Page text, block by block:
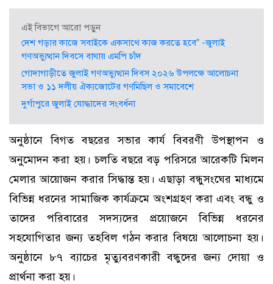
এই বিভাগে আরো পড়ুন
দেশ গড়ার কাজে সবাইকে একসাথে কাজ করতে হবে” -জুলাই
গণঅভ্যুত্থান দিবসে বাঘায় এমপি চাঁদ
গোদাগাড়ীতে জুলাই গণঅভ্যুত্থান দিবস ২০২৬ উপলক্ষে আলোচনা
সভা ও ১১ দলীয় ঐক্যজোটের গণমিছিল ও সমাবেশে
দুর্গাপুরে জুলাই যোদ্ধাদের সংবর্ধনা
অনুষ্ঠানে বিগত বছরের সভার কার্য বিবরণী উপস্থাপন ও
অনুমোদন করা হয়। চলতি বছরে বড় পরিসরে আরেকটি মিলন
মেলার আয়োজন করার সিদ্ধান্ত হয়। এছাড়া বন্ধুসংঘের মাধ্যমে
বিভিন্ন ধরনের সামাজিক কার্যক্রমে অংশগ্রহণ করা এবং বন্ধু ও
তাদের পরিবারের সদস্যদের প্রয়োজনে বিভিন্ন ধরনের
সহযোগিতার জন্য তহবিল গঠন করার বিষয়ে আলোচনা হয়।
অনুষ্ঠানে ৮৭ ব্যাচের মৃত্যুবরণকারী বন্ধুদের জন্য দোয়া ও
প্রার্থনা করা হয়।